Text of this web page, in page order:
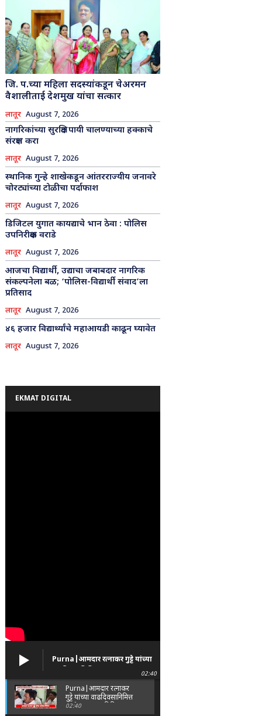
जि. प.च्या महिला सदस्यांकडून चेअरमन
वैशालीताई देशमुख यांचा सत्कार
लातूर August 7, 2026
नागरिकांच्या सुरक्षित पायी चालण्याच्या हक्काचे
संरक्षण करा
लातूर August 7, 2026
स्थानिक गुन्हे शाखेकडून आंतरराज्यीय जनावरे
चोरट्यांच्या टोळीचा पर्दाफाश
लातूर August 7, 2026
डिजिटल युगात कायद्याचे भान ठेवा : पोलिस
उपनिरीक्षक वराडे
लातूर August 7, 2026
आजचा विद्यार्थी, उद्याचा जबाबदार नागरिक
संकल्पनेला बळ; ‘पोलिस-विद्यार्थी संवाद’ला
प्रतिसाद
लातूर August 7, 2026
४६ हजार विद्यार्थ्यांचे महाआयडी काढून घ्यावेत
लातूर August 7, 2026
EKMAT DIGITAL
Purna|आमदार रत्नाकर गुट्टे यांच्या
वाढदिवसानिमित्त पूर्णा तालुक्यात
विविध सामाजिक उपक्रम
02:40
Purna|आमदार रत्नाकर
गुट्टे यांच्या वाढदिवसानिमित्त
पूर्णा तालुक्यात विविध
02:40